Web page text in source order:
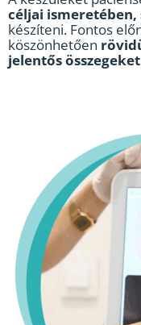
céljai
készíteni. Fontos
köszönhetően
jelentős